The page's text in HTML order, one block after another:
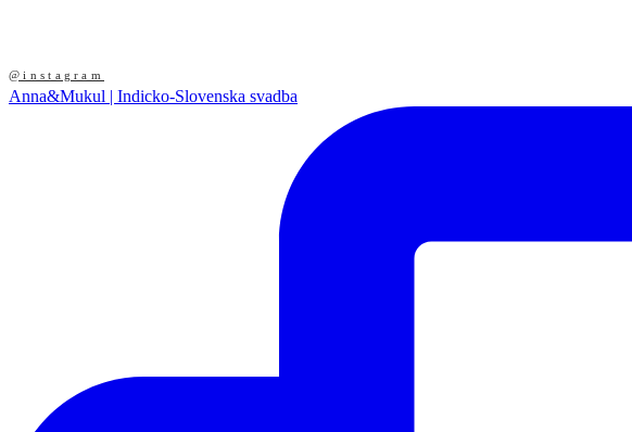
@instagram
Anna&Mukul | Indicko-Slovenska svadba